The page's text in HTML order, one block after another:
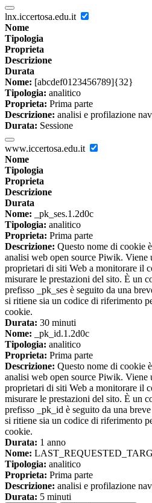
lnx.iccertosa.edu.it
Nome
Tipologia
Proprieta
Descrizione
Durata
Nome: [abcdef0123456789]{32}
Tipologia: analitico
Proprieta: Prima parte
Descrizione: analisi e profilazione
Durata: Sessione
www.iccertosa.edu.it
Nome
Tipologia
Proprieta
Descrizione
Durata
Nome: _pk_ses.1.2d0c
Tipologia: analitico
Proprieta: Prima parte
Descrizione: Questo nome di cookie
analisi web open source Piwik. Viene
proprietari di siti Web a monitorare il
misurare le prestazioni del sito. È un
prefisso _pk_ses è seguito da una
si ritiene sia un codice di riferimento
cookie.
Durata: 30 minuti
Nome: _pk_id.1.2d0c
Tipologia: analitico
Proprieta: Prima parte
Descrizione: Questo nome di cookie
analisi web open source Piwik. Viene
proprietari di siti Web a monitorare il
misurare le prestazioni del sito. È un
prefisso _pk_id è seguito da una
si ritiene sia un codice di riferimento
cookie.
Durata: 1 anno
Nome:
Tipologia: analitico
Proprieta: Prima parte
Descrizione: analisi e profilazione
Durata: 5 minuti